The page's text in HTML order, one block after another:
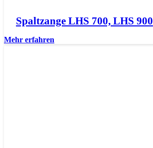
Spaltzange LHS 700, LHS 900
Mehr erfahren